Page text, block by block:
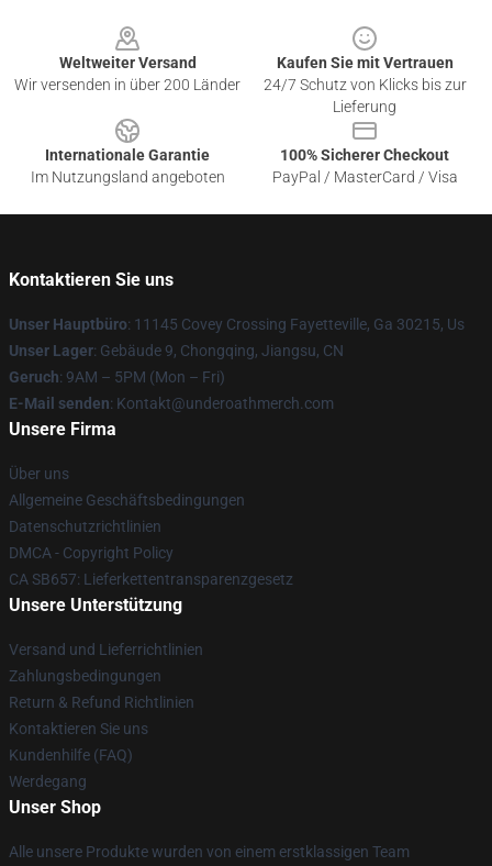
Weltweiter Versand
Wir versenden in über 200 Länder
Kaufen Sie mit Vertrauen
24/7 Schutz von Klicks bis zur
Lieferung
Internationale Garantie
Im Nutzungsland angeboten
100% Sicherer Checkout
PayPal / MasterCard / Visa
Kontaktieren Sie uns
Unser Hauptbüro: 11145 Covey Crossing Fayetteville, Ga 30215, Us
Unser Lager: Gebäude 9, Chongqing, Jiangsu, CN
Geruch: 9AM – 5PM (Mon – Fri)
E-Mail senden: Kontakt@underoathmerch.com
Unsere Firma
Über uns
Allgemeine Geschäftsbedingungen
Datenschutzrichtlinien
DMCA - Copyright Policy
CA SB657: Lieferkettentransparenzgesetz
Unsere Unterstützung
Versand und Lieferrichtlinien
Zahlungsbedingungen
Return & Refund Richtlinien
Kontaktieren Sie uns
Kundenhilfe (FAQ)
Werdegang
Unser Shop
Alle unsere Produkte wurden von einem erstklassigen Team